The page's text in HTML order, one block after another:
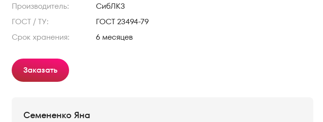
Производитель:
СибЛКЗ
ГОСТ / ТУ:
ГОСТ 23494-79
Срок хранения:
6 месяцев
Заказать
Семененко Яна